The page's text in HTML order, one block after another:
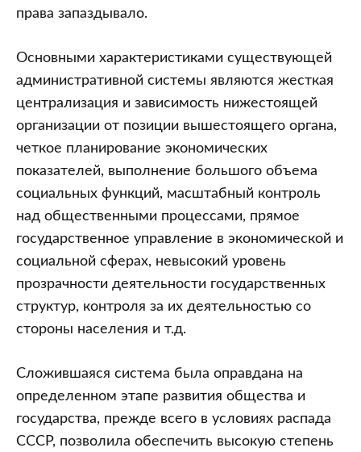
права запаздывало.
Основными характеристиками существующей
административной системы являются жесткая
централизация и зависимость нижестоящей
организации от позиции вышестоящего органа,
четкое планирование экономических
показателей, выполнение большого объема
социальных функций, масштабный контроль
над общественными процессами, прямое
государственное управление в экономической и
социальной сферах, невысокий уровень
прозрачности деятельности государственных
структур, контроля за их деятельностью со
стороны населения и т.д.
Сложившаяся система была оправдана на
определенном этапе развития общества и
государства, прежде всего в условиях распада
СССР, позволила обеспечить высокую степень